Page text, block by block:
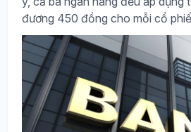
đương 450 đồng cho mỗi cổ